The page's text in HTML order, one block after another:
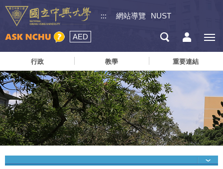
::: 網站導覽 NUST
AED
行政 教學 重要連結